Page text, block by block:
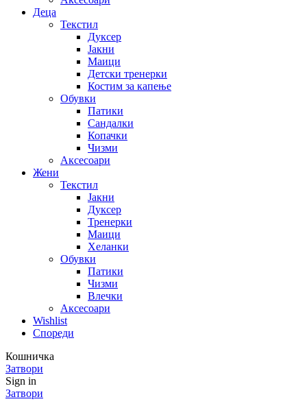
Деца
Текстил
Дуксер
Јакни
Маици
Детски тренерки
Костим за капење
Обувки
Патики
Сандалки
Копачки
Чизми
Аксесоари
Жени
Текстил
Јакни
Дуксер
Тренерки
Маици
Хеланки
Обувки
Патики
Чизми
Влечки
Аксесоари
Wishlist
Спореди
Кошничка
Затвори
Sign in
Затвори